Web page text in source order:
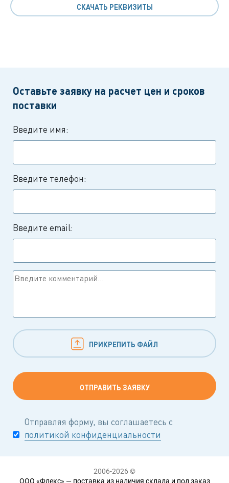
СКАЧАТЬ РЕКВИЗИТЫ
Оставьте заявку на расчет цен и сроков
поставки
Введите имя:
Введите телефон:
Введите email:
ПРИКРЕПИТЬ ФАЙЛ
Отправляя форму, вы соглашаетесь с
политикой конфиденциальности
2006-2026 ©
ООО «Флекс» — поставка из наличия склада и под заказ